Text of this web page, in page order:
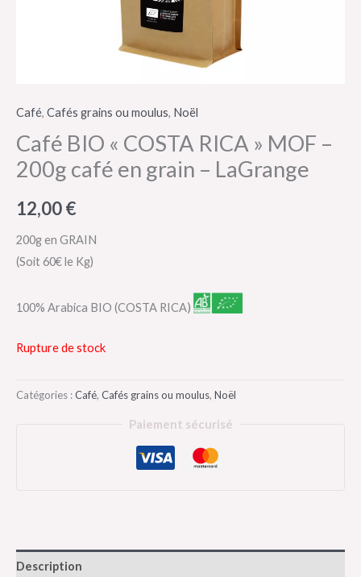
Café, Cafés grains ou moulus, Noël
Café BIO « COSTA RICA » MOF –
200g café en grain – LaGrange
12,00€
200g en GRAIN
(Soit 60€ le Kg)
100% Arabica BIO (COSTA RICA)
Rupture de stock
Catégories :Café, Cafés grains ou moulus, Noël
Paiement sécurisé
Description